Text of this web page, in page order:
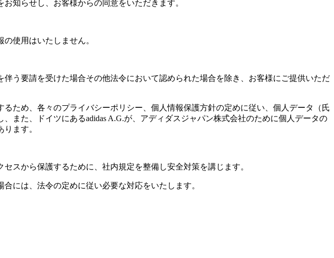
知らせし、お客様からの同意をいただきます。
使用はいたしません。
う要請を受けた場合その他法令において認められた場合を除き、お客様にご提供いただ
ため、各々のプライバシーポリシー、個人情報保護方針の定めに従い、個人データ（氏
また、ドイツにあるadidas A.G.が、アディダスジャパン株式会社のために個人データの
ます。
スから保護するために、社内規定を整備し安全対策を講じます。
には、法令の定めに従い必要な対応をいたします。